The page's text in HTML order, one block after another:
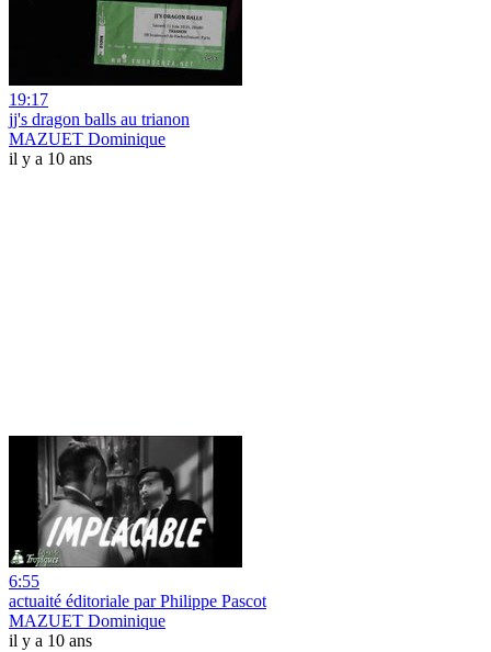
19:17
jj's dragon balls au trianon
MAZUET Dominique
il y a 10 ans
6:55
actuaité éditoriale par Philippe Pascot
MAZUET Dominique
il y a 10 ans